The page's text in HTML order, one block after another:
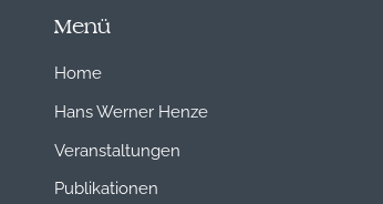
Menü
Home
Hans Werner Henze
Veranstaltungen
Publikationen